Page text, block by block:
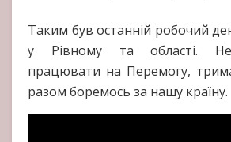
Таким був останній робочий
у Рівному та області.
працювати на Перемогу,
разом боремось за нашу країну.